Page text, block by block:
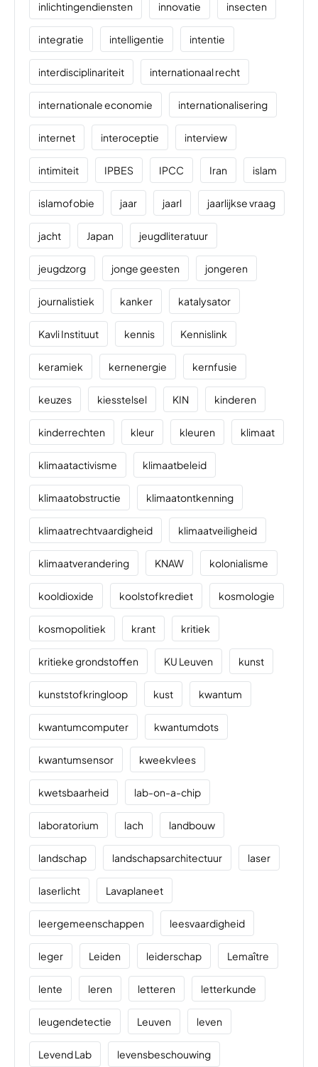
inlichtingendiensten innovatie insecten
integratie intelligentie intentie
interdisciplinariteit internationaal recht
internationale economie internationalisering
internet interoceptie interview
intimiteit IPBES IPCC Iran islam
islamofobie jaar jaarl jaarlijkse vraag
jacht Japan jeugdliteratuur
jeugdzorg jonge geesten jongeren
journalistiek kanker katalysator
Kavli Instituut kennis Kennislink
keramiek kernenergie kernfusie
keuzes kiesstelsel KIN kinderen
kinderrechten kleur kleuren klimaat
klimaatactivisme klimaatbeleid
klimaatobstructie klimaatontkenning
klimaatrechtvaardigheid klimaatveiligheid
klimaatverandering KNAW kolonialisme
kooldioxide koolstofkrediet kosmologie
kosmopolitiek krant kritiek
kritieke grondstoffen KU Leuven kunst
kunststofkringloop kust kwantum
kwantumcomputer kwantumdots
kwantumsensor kweekvlees
kwetsbaarheid lab-on-a-chip
laboratorium lach landbouw
landschap landschapsarchitectuur laser
laserlicht Lavaplaneet
leergemeenschappen leesvaardigheid
leger Leiden leiderschap Lemaître
lente leren letteren letterkunde
leugendetectie Leuven leven
Levend Lab levensbeschouwing